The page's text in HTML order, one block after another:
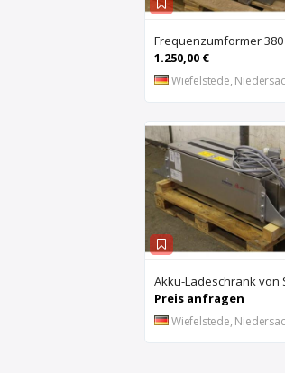
1.250,00 €
Wiefelstede,
Preis anfragen
Wiefelstede,